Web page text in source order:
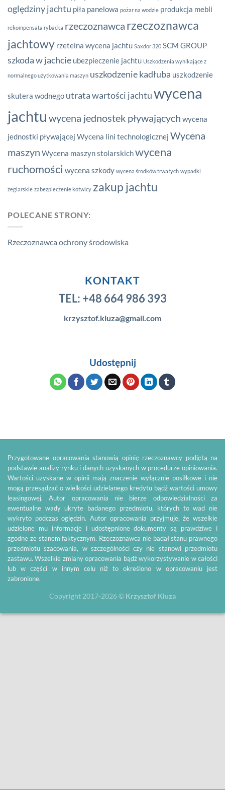
oględziny jachtu piła panelowa pożar na wodzie produkcja mebli
rekompensata rybacka rzeczoznawca rzeczoznawca
jachtowy rzetelna wycena jachtu Saxdor 320 SCM GROUP
szkoda w jachcie ubezpieczenie jachtu Uszkodzenia wynikające z
normalnego użytkowania maszyn uszkodzenie kadłuba uszkodzenie
skutera wodnego utrata wartości jachtuwycena
jachtu wycena jednostek pływających wycena
jednostki pływającej Wycena lini technologicznej Wycena
maszyn Wycena maszyn stolarskichwycena
ruchomości wycena szkody wycena środków trwałych wypadki
żeglarskie zabezpieczenie kotwicy zakup jachtu
POLECANE STRONY:
Rzeczoznawca ochrony środowiska
KONTAKT
TEL: +48 664 986 393
krzysztof.kluza@gmail.com
Udostępnij
Przygotowane opracowania stanowią opinię rzeczoznawcy podjętą na
podstawie analizy rynku i danych uzyskanych w procedurze opiniowania.
Wartości uzyskane w opinii mają znaczenie wyłącznie posiłkowe i nie
mogą przesądzać o wielkości udzielanego kredytu bądź wartości umowy
leasingowej. Autor opracowania nie bierze odpowiedzialności za
ewentualne wady ukryte badanego przedmiotu, których to wad nie
wykryto podczas oględzin. Autor opracowania przyjmuje, że wszelkie
udzielone mu informacje i udostępnione dokumenty są prawdziwe i
zgodne ze stanem faktycznym. Rzeczoznawca nie badał stanu prawnego
przedmiotu szacowania, w szczególności czy nie stanowi przedmiotu
zastawu. Wszelkie zmiany opracowania bądź wykorzystywanie w całości
lub w części w innym celu niż to określono w opracowaniu jest
zabronione.
Copyright 2017-2026 © Krzysztof Kluza